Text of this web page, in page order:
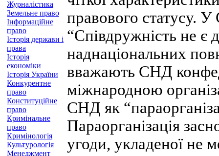
Журналістика
Земельне право
Інформаційне
право
Історія держави і
права
Історія
економіки
Історія України
Конкурентне
право
Конституційне
право
Кримінальне
право
Кримінологія
Культурологія
Менеджмент
правового статусу.
“Співдружність не є
наднаціональних
вважають СНД
міжнародною
СНД як
Параорганізація
угоди, укладеної не